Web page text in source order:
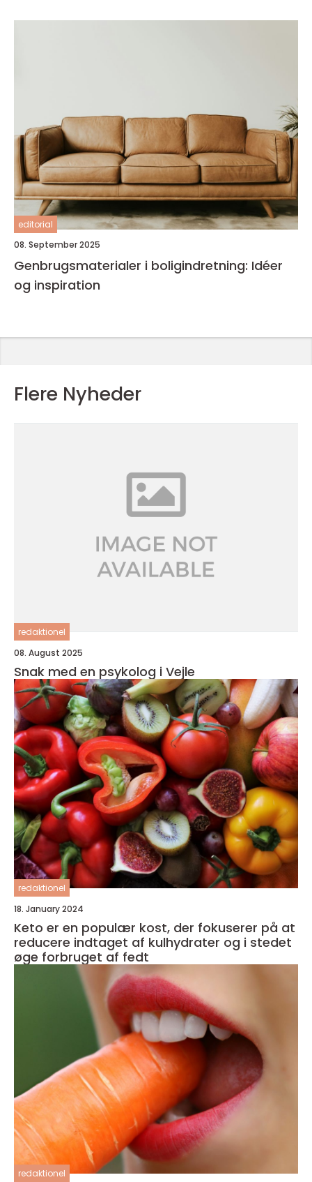
editorial
08. September 2025
Genbrugsmaterialer i boligindretning: Idéer
og inspiration
Flere Nyheder
redaktionel
08. August 2025
Snak med en psykolog i Vejle
redaktionel
18. January 2024
Keto er en populær kost, der fokuserer på at
reducere indtaget af kulhydrater og i stedet
øge forbruget af fedt
redaktionel